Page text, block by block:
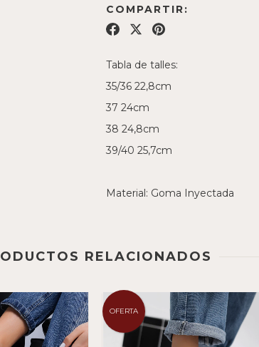
COMPARTIR:
Tabla de talles:
35/36 22,8cm
37 24cm
38 24,8cm
39/40 25,7cm
Material: Goma Inyectada
RELACIONADOS
OFERTA